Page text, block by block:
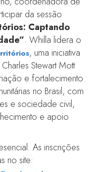
da sessão
Captando
. Whilla lidera o
, uma iniciativa
Stewart Mott
e fortalecimento
no Brasil, com
e sociedade civil,
e apoio
As inscrições
no site: